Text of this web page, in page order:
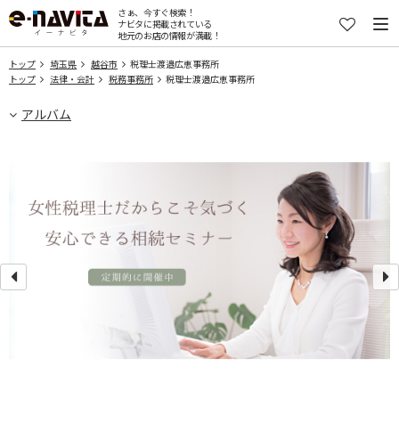
さぁ、今すぐ検索！
ナビタに掲載されている
地元のお店の情報が満載！
トップ 埼玉県 越谷市
税理士渡邉広恵事務所
トップ
法律・会計 税務事務所 税理士渡邉広恵事務所
アルバム